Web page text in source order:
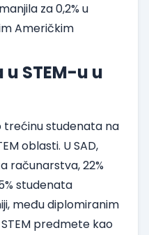
za 0,2% u
Američkim
STEM-u u
trećinu studenata na
oblasti. USAD,
računarstva, 22%
studenata
, među diplomiranim
predmete kao